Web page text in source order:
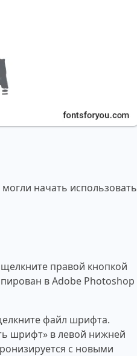
начать использовать
правой кнопкой
в Adobe Photoshop
файл шрифта.
шрифт» в левой нижней
с новыми